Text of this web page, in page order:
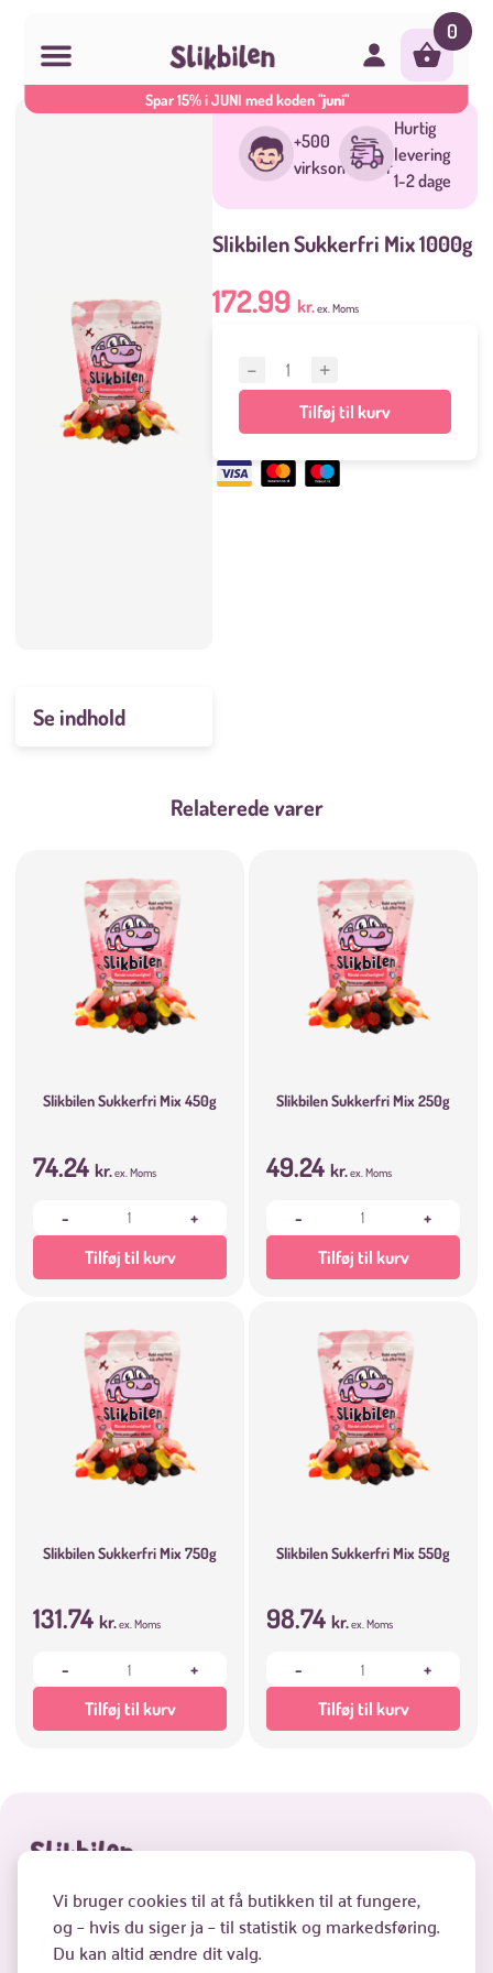
Vi bruger cookies til at få butikken til at fungere,
og – hvis du siger ja – til statistik og markedsføring.
Du kan altid ændre dit valg.
Skip
Spar 15% i JUNI med koden"juni"
0
Se indhold
+500
virksomheder
Hurtig
levering
1-2 dage
Slikbilen Sukkerfri Mix 1000g
172.99 kr.ex. Moms
Slikbilen
Sukkerfri
1000g
antal
Tilføj til kurv
Relaterede varer
Slikbilen Sukkerfri Mix 450g
74.24 kr.ex. Moms
-
+
Tilføj til kurv
Slikbilen Sukkerfri Mix 250g
49.24 kr.ex. Moms
-
+
Tilføj til kurv
Slikbilen Sukkerfri Mix 750g
131.74 kr.ex. Moms
-
+
Tilføj til kurv
Slikbilen Sukkerfri Mix 550g
98.74 kr.ex. Moms
-
+
Tilføj til kurv
KontaktOm os